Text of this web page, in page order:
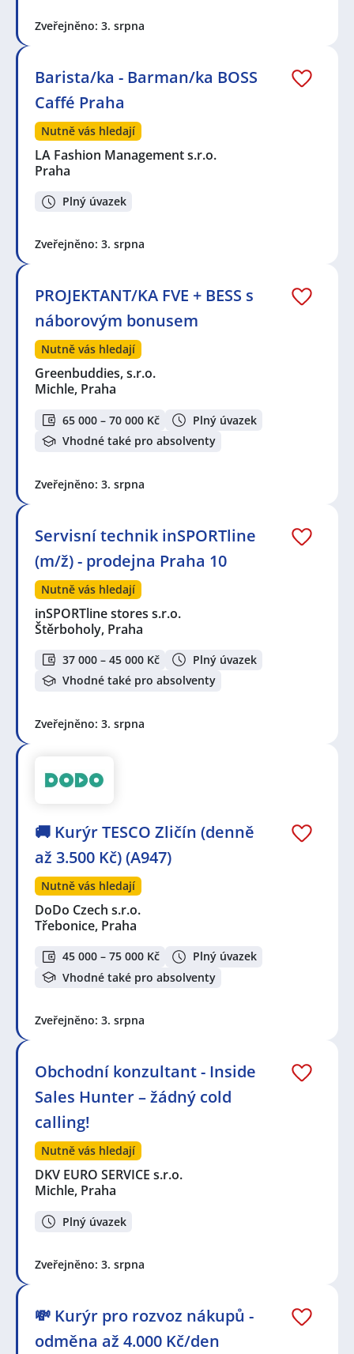
Zveřejněno: 3. srpna
Barista/ka - Barman/ka BOSS
Caffé Praha
Nutně vás hledají
LA Fashion Management s.r.o.
Praha
Plný úvazek
Zveřejněno: 3. srpna
PROJEKTANT/KA FVE + BESS s
náborovým bonusem
Nutně vás hledají
Greenbuddies, s.r.o.
Michle, Praha
65 000 – 70 000 Kč
Plný úvazek
Vhodné také pro absolventy
Zveřejněno: 3. srpna
Servisní technik inSPORTline
(m/ž) - prodejna Praha 10
Nutně vás hledají
inSPORTline stores s.r.o.
Štěrboholy, Praha
37 000 – 45 000 Kč
Plný úvazek
Vhodné také pro absolventy
Zveřejněno: 3. srpna
🚚 Kurýr TESCO Zličín (denně
až 3.500 Kč) (A947)
Nutně vás hledají
DoDo Czech s.r.o.
Třebonice, Praha
45 000 – 75 000 Kč
Plný úvazek
Vhodné také pro absolventy
Zveřejněno: 3. srpna
Obchodní konzultant - Inside
Sales Hunter – žádný cold
calling!
Nutně vás hledají
DKV EURO SERVICE s.r.o.
Michle, Praha
Plný úvazek
Zveřejněno: 3. srpna
💸 Kurýr pro rozvoz nákupů -
odměna až 4.000 Kč/den